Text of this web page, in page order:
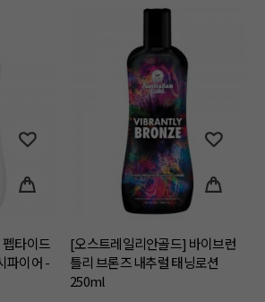
타이드
파이어 -
[오스트레일리안골드] 바이브런
틀리 브론즈 내추럴 태닝로션
250ml